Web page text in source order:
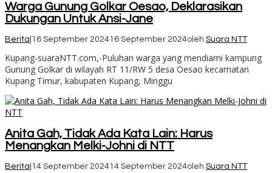
Warga Gunung Golkar Oesao, Deklarasikan
Dukungan Untuk Ansi-Jane
Berita 16 September 202416 September 2024oleh Suara NTT
Kupang-suaraNTT.com,-Puluhan warga yang mendiami kampung
Gunung Golkar di wilayah RT 11/RW 5 desa Oesao kecamatan
Kupang Timur, kabupaten Kupang, Minggu
Anita Gah, Tidak Ada Kata Lain: Harus
Menangkan Melki-Johni di NTT
Berita 14 September 202414 September 2024oleh Suara NTT